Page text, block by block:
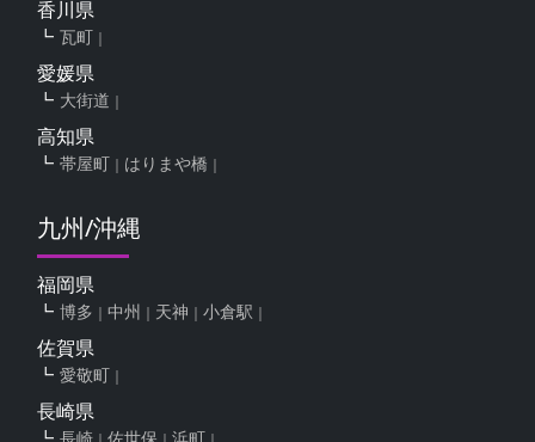
香川県
瓦町
愛媛県
大街道
高知県
帯屋町 はりまや橋
九州/沖縄
福岡県
博多 中州 天神 小倉駅
佐賀県
愛敬町
長崎県